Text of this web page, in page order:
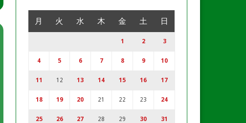
月 火 水 木 金 土 日
1 2 3
4 5 6 7 8 9 10
11 12 13 14 15 16 17
18 19 20 21 22 23 24
25 26 27 28 29 30 31